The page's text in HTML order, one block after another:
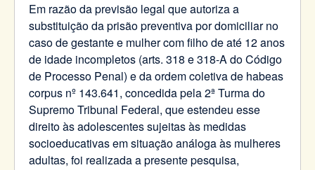
Em razão da previsão legal que autoriza a
substituição da prisão preventiva por domiciliar no
caso de gestante e mulher com filho de até 12 anos
de idade incompletos (arts. 318 e 318-A do Código
de Processo Penal) e da ordem coletiva de habeas
corpus nº 143.641, concedida pela 2ª Turma do
Supremo Tribunal Federal, que estendeu esse
direito às adolescentes sujeitas às medidas
socioeducativas em situação análoga às mulheres
adultas, foi realizada a presente pesquisa,